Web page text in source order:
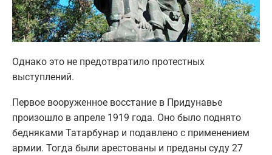
Однако это не предотвратило протестных
выступлений.
Первое вооруженное восстание в Придунавье
произошло в апреле 1919 года. Оно было поднято
бедняками Татарбунар и подавлено с применением
армии. Тогда были арестованы и преданы суду 27